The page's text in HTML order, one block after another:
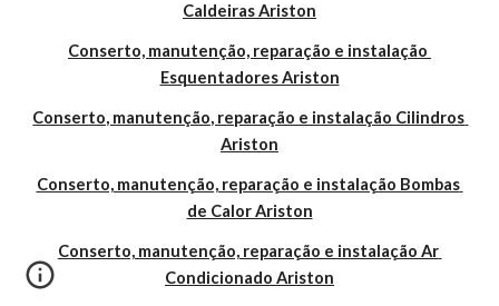
Caldeiras Ariston
Conserto, manutenção, reparação e instalação
Esquentadores Ariston
Conserto, manutenção, reparação e instalação Cilindros
Ariston
Conserto, manutenção, reparação e instalação Bombas
de Calor Ariston
Conserto, manutenção, reparação e instalação Ar
Condicionado Ariston